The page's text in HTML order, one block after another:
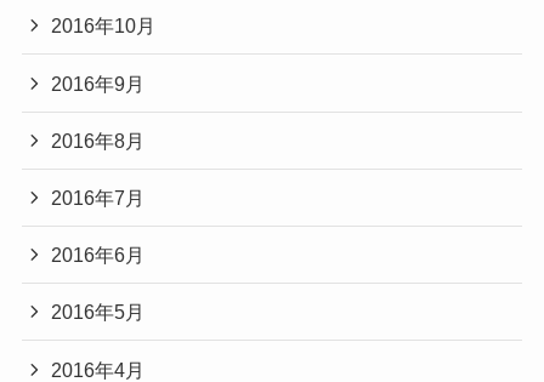
2016年10月
2016年9月
2016年8月
2016年7月
2016年6月
2016年5月
2016年4月